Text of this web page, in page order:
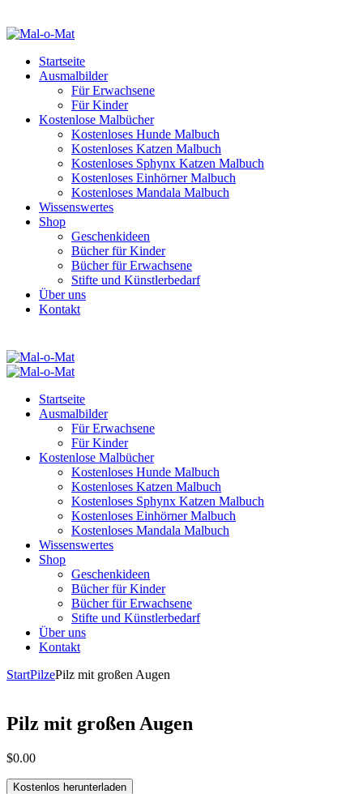
Startseite
Ausmalbilder
Für Erwachsene
Für Kinder
Kostenlose Malbücher
Kostenloses Hunde Malbuch
Kostenloses Katzen Malbuch
Kostenloses Sphynx Katzen Malbuch
Kostenloses Einhörner Malbuch
Kostenloses Mandala Malbuch
Wissenswertes
Shop
Geschenkideen
Bücher für Kinder
Bücher für Erwachsene
Stifte und Künstlerbedarf
Über uns
Kontakt
Startseite
Ausmalbilder
Für Erwachsene
Für Kinder
Kostenlose Malbücher
Kostenloses Hunde Malbuch
Kostenloses Katzen Malbuch
Kostenloses Sphynx Katzen Malbuch
Kostenloses Einhörner Malbuch
Kostenloses Mandala Malbuch
Wissenswertes
Shop
Geschenkideen
Bücher für Kinder
Bücher für Erwachsene
Stifte und Künstlerbedarf
Über uns
Kontakt
StartPilzePilz mit großen Augen
Pilz mit großen Augen
$0.00
Kostenlos herunterladen